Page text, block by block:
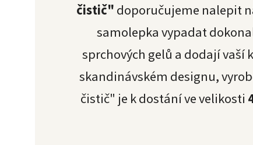
čistič"doporučujeme nalepit
samolepka vypadat
sprchových gelů a dodají vaší
skandinávském designu,
čistič" je k dostání ve velikosti